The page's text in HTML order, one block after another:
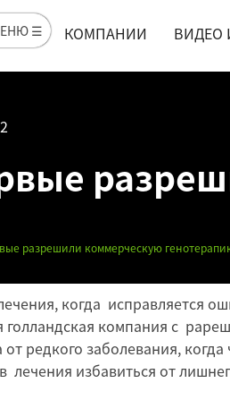
☰ КОМПАНИИ ВИДЕО
разрешили коммерческую
когда исправляется
голландская компания с
редкого заболевания,
избавиться от